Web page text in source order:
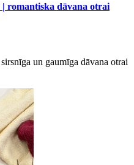
romantiska dāvana otrai
un gaumīga dāvana otrai